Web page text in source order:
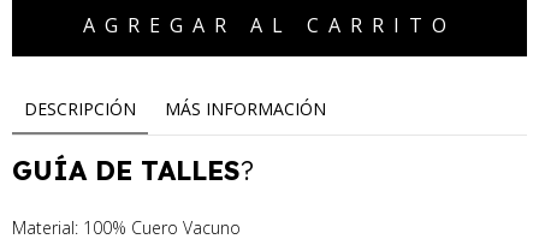
DESCRIPCIÓN MÁS INFORMACIÓN
GUÍA DE TALLES?
Material: 100% Cuero Vacuno